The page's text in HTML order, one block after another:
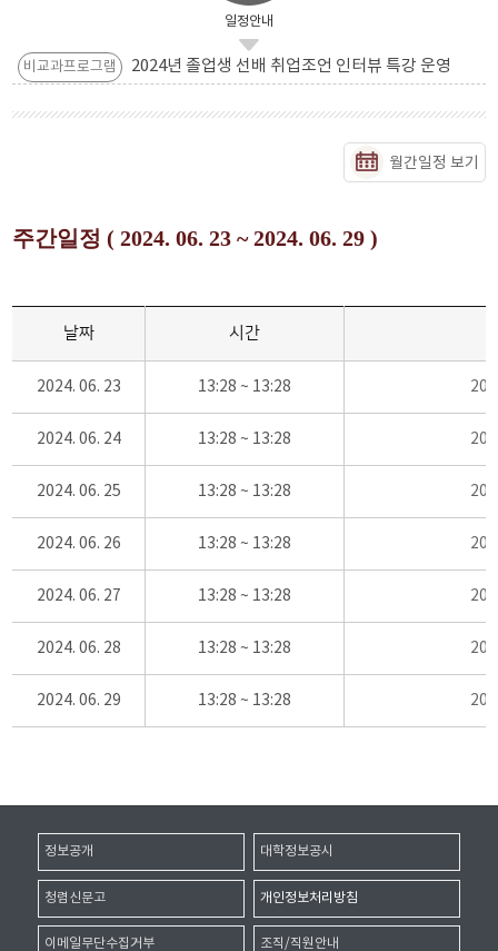
일정안내
비교과프로그램 2024년 졸업생 선배 취업조언 인터뷰 특강 운영
월간일정 보기
주간일정 ( 2024. 06. 23 ~ 2024. 06. 29 )
날짜 시간
2024. 06. 23 13:28 ~ 13:28
2024. 06. 24 13:28 ~ 13:28
2024. 06. 25 13:28 ~ 13:28
2024. 06. 26 13:28 ~ 13:28
2024. 06. 27 13:28 ~ 13:28
2024. 06. 28 13:28 ~ 13:28
2024. 06. 29 13:28 ~ 13:28
정보공개 대학정보공시
청렴신문고 개인정보처리방침
이메일무단수집거부 조직/직원안내